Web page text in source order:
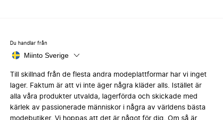
Du handlar från
Miinto Sverige
Till skillnad från de flesta andra modeplattformar har vi inget
lager. Faktum är att vi inte äger några kläder alls. Istället är
alla våra produkter utvalda, lagerförda och skickade med
kärlek av passionerade människor i några av världens bästa
modebutiker. Vi hoppas att det är något för dig. Om så är